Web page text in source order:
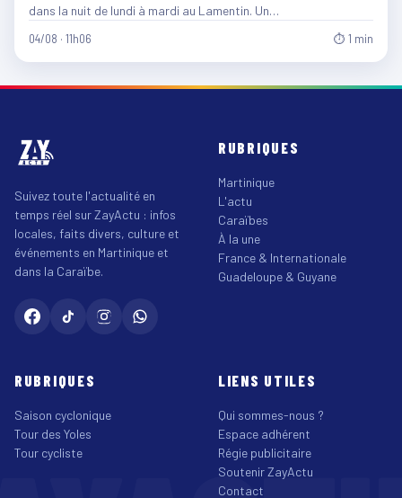
dans la nuit de lundi à mardi au Lamentin. Un…
04/08 · 11h06 ⏱ 1 min
Suivez toute l'actualité en
temps réel sur ZayActu : infos
locales, faits divers, culture et
événements en Martinique et
dans la Caraïbe.
RUBRIQUES
Martinique
L'actu
Caraïbes
À la une
France & Internationale
Guadeloupe & Guyane
RUBRIQUES
Saison cyclonique
Tour des Yoles
Tour cycliste
LIENS UTILES
Qui sommes-nous ?
Espace adhérent
Régie publicitaire
Soutenir ZayActu
Contact